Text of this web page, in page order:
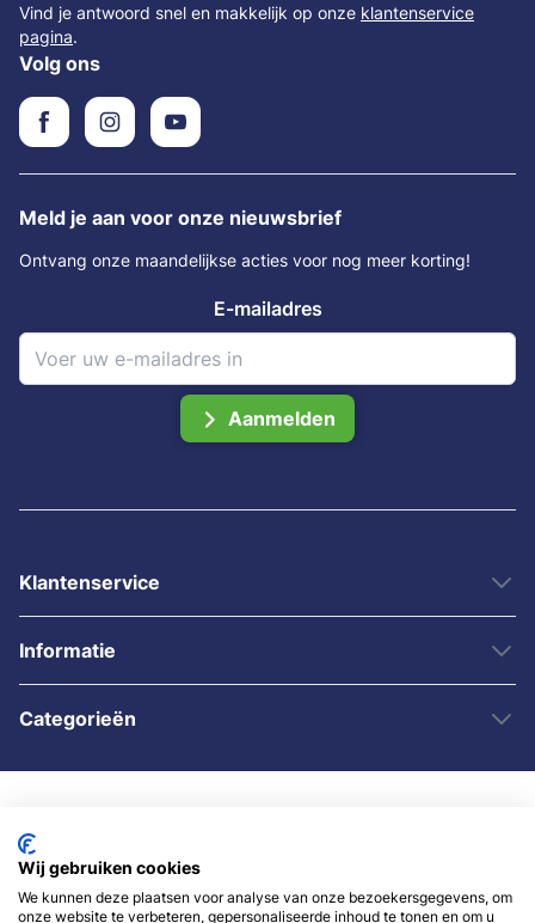
Vind je antwoord snel en makkelijk op onze klantenservice
pagina.
Volg ons
Meld je aan voor onze nieuwsbrief
Ontvang onze maandelijkse acties voor nog meer korting!
E-mailadres
Aanmelden
Klantenservice
Informatie
Categorieën
© 2007 - 2026 - Sybshop.nl
Wij gebruiken cookies
We kunnen deze plaatsen voor analyse van onze bezoekersgegevens, om
onze website te verbeteren, gepersonaliseerde inhoud te tonen en om u